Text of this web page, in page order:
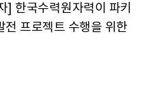
] 한국수력원자력이 파키
전 프로젝트 수행을 위한